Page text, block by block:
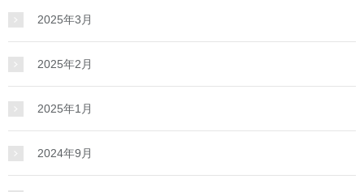
2025年3月
2025年2月
2025年1月
2024年9月